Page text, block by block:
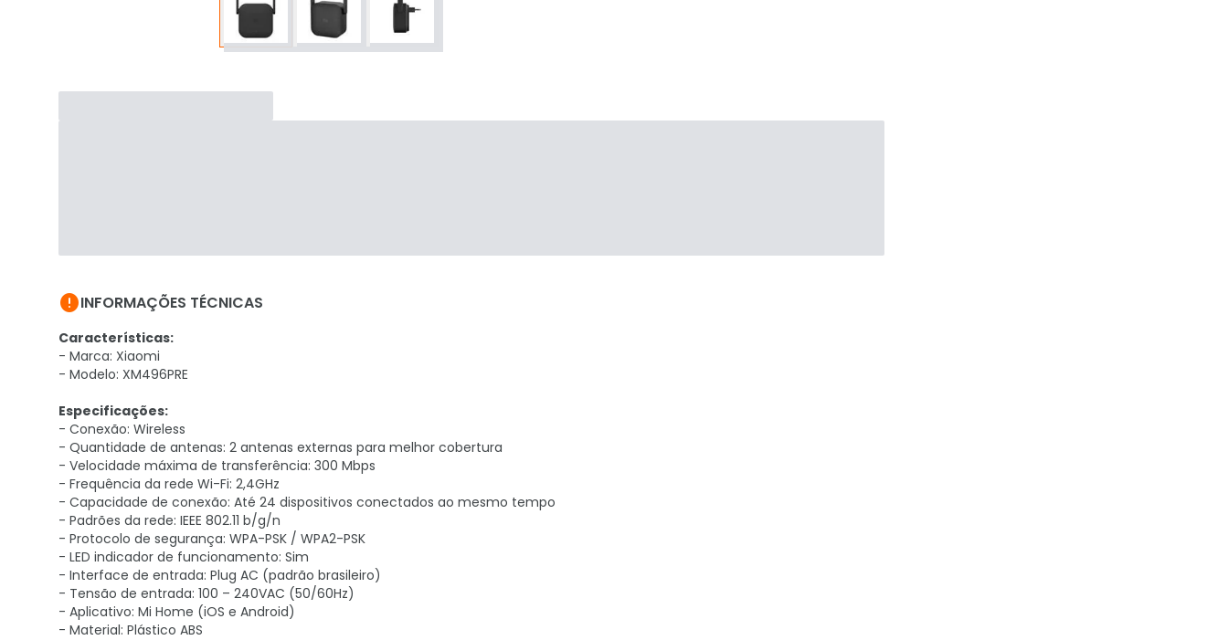
INFORMAÇÕES TÉCNICAS
Características:
- Marca: Xiaomi
- Modelo: XM496PRE
Especificações:
- Conexão: Wireless
- Quantidade de antenas: 2 antenas externas para melhor cobertura
- Velocidade máxima de transferência: 300 Mbps
- Frequência da rede Wi-Fi: 2,4GHz
- Capacidade de conexão: Até 24 dispositivos conectados ao mesmo tempo
- Padrões da rede: IEEE 802.11 b/g/n
- Protocolo de segurança: WPA-PSK / WPA2-PSK
- LED indicador de funcionamento: Sim
- Interface de entrada: Plug AC (padrão brasileiro)
- Tensão de entrada: 100 – 240VAC (50/60Hz)
- Aplicativo: Mi Home (iOS e Android)
- Material: Plástico ABS